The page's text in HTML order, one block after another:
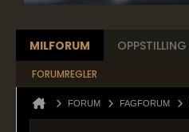
MILFORUM OPPSTILLING
FORUMREGLER
FORUM FAGFORUM